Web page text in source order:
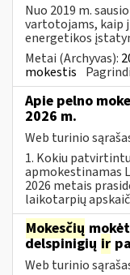
Nuo 2019 m.
vartotojams, kaip
energetikos
Metai (Archyvas):
mokestis
Apie pelno
2026 m.
Web turinio
1. Kokiu
apmokestinamas
2026 metais
laikotarpių
Mokesčių
delspinigių ir
Web turinio